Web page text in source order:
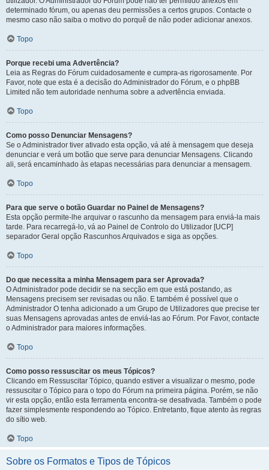
determinado fórum, ou apenas deu permissões a certos grupos. Contacte o
mesmo caso não saiba o motivo do porquê de não poder adicionar anexos.
Topo
Porque recebi uma Advertência?
Leia as Regras do Fórum cuidadosamente e cumpra-as rigorosamente. Por
Favor, note que esta é a decisão do Administrador do Fórum, e o phpBB
Limited não tem autoridade nenhuma sobre a advertência enviada.
Topo
Como posso Denunciar Mensagens?
Se o Administrador tiver ativado esta opção, vá até à mensagem que deseja
denunciar e verá um botão que serve para denunciar Mensagens. Clicando
ali, será encaminhado às etapas necessárias para denunciar a mensagem.
Topo
Para que serve o botão Guardar no Painel de Mensagens?
Esta opção permite-lhe arquivar o rascunho da mensagem para enviá-la mais
tarde. Para recarregá-lo, vá ao Painel de Controlo do Utilizador [UCP]
separador Geral opção Rascunhos Arquivados e siga as opções.
Topo
Do que necessita a minha Mensagem para ser Aprovada?
O Administrador pode decidir se na secção em que está postando, as
Mensagens precisem ser revisadas ou não. E também é possível que o
Administrador O tenha adicionado a um Grupo de Utilizadores que precise ter
suas Mensagens aprovadas antes de enviá-las ao Fórum. Por Favor, contacte
o Administrador para maiores informações.
Topo
Como posso ressuscitar os meus Tópicos?
Clicando em Ressuscitar Tópico, quando estiver a visualizar o mesmo, pode
ressuscitar o Tópico para o topo do Fórum na primeira página. Porém, se não
vir esta opção, então esta ferramenta encontra-se desativada. Também o pode
fazer simplesmente respondendo ao Tópico. Entretanto, fique atento às regras
do sítio web.
Topo
Sobre os Formatos e Tipos de Tópicos